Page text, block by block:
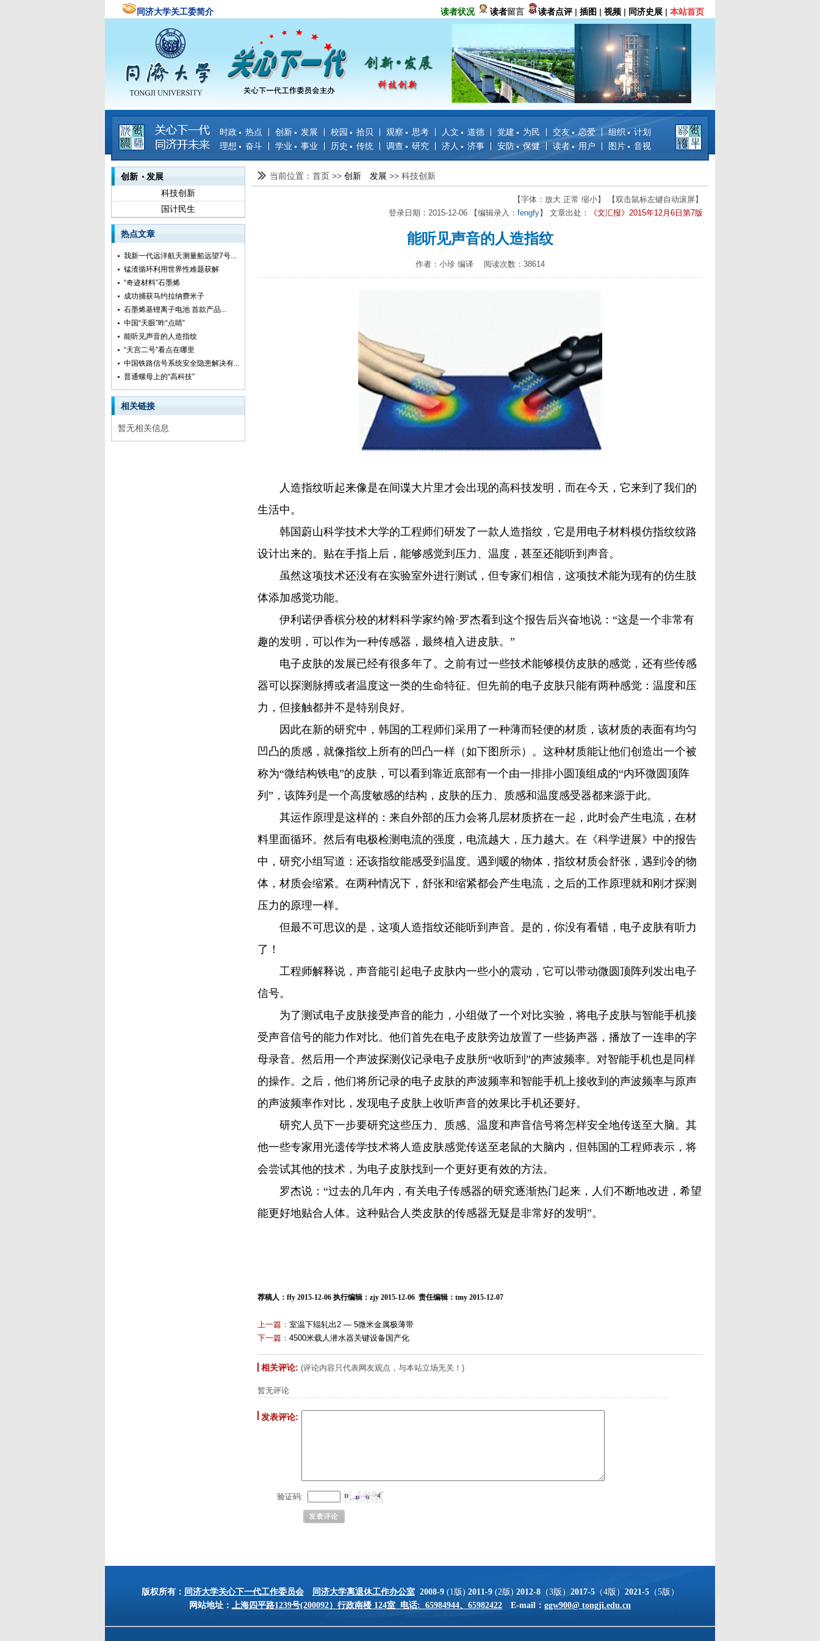
同济大学关工委简介 读者状况 读者留言 读者点评 | 插图 | 视频 | 同济史展 | 本站首页
时政 热点 创新 发展 校园 拾贝 观察 思考 人文 道德 党建 为民 交友 恋爱
组织 计划
理想 奋斗
学业 事业 历史 传统 调查 研究 济人 济事 安防 保健 读者 用户 图片 音视
创新 发展
科技创新
国计民生
热点文章
我新一代远洋航天测量船远望7号...
锰渣循环利用世界性难题获解
“奇迹材料”石墨烯
成功捕获马约拉纳费米子
石墨烯基锂离子电池 首款产品...
中国“天眼”昨“点睛”
能听见声音的人造指纹
“天宫二号”看点在哪里
中国铁路信号系统安全隐患解决有...
普通螺母上的“高科技”
相关链接
暂无相关信息
当前位置：首页 >> 创新 发展 >> 科技创新
【字体： 放大 正常 缩小】 【双击鼠标左键自动滚屏】
登录日期：2015-12-06 【编辑录入： fengfy】 文章出处： 《文汇报》2015年12月6日第7版
能听见声音的人造指纹
作者：小珍 编译 阅读次数：38614
人造指纹听起来像是在间谍大片里才会出现的高科技发明，而在今天，它来到了我们的
生活中。
韩国蔚山科学技术大学的工程师们研发了一款人造指纹，它是用电子材料模仿指纹纹路
设计出来的。贴在手指上后，能够感觉到压力、温度，甚至还能听到声音。
虽然这项技术还没有在实验室外进行测试，但专家们相信，这项技术能为现有的仿生肢
体添加感觉功能。
伊利诺伊香槟分校的材料科学家约翰·罗杰看到这个报告后兴奋地说：“这是一个非常有
趣的发明，可以作为一种传感器，最终植入进皮肤。”
电子皮肤的发展已经有很多年了。之前有过一些技术能够模仿皮肤的感觉，还有些传感
器可以探测脉搏或者温度这一类的生命特征。但先前的电子皮肤只能有两种感觉：温度和压
力，但接触都并不是特别良好。
因此在新的研究中，韩国的工程师们采用了一种薄而轻便的材质，该材质的表面有均匀
凹凸的质感，就像指纹上所有的凹凸一样（如下图所示）。这种材质能让他们创造出一个被
称为“微结构铁电”的皮肤，可以看到靠近底部有一个由一排排小圆顶组成的“内环微圆顶阵
列”，该阵列是一个高度敏感的结构，皮肤的压力、质感和温度感受器都来源于此。
其运作原理是这样的：来自外部的压力会将几层材质挤在一起，此时会产生电流，在材
料里面循环。然后有电极检测电流的强度，电流越大，压力越大。在《科学进展》中的报告
中，研究小组写道：还该指纹能感受到温度。遇到暖的物体，指纹材质会舒张，遇到冷的物
体，材质会缩紧。在两种情况下，舒张和缩紧都会产生电流，之后的工作原理就和刚才探测
压力的原理一样。
但最不可思议的是，这项人造指纹还能听到声音。是的，你没有看错，电子皮肤有听力
了！
工程师解释说，声音能引起电子皮肤内一些小的震动，它可以带动微圆顶阵列发出电子
信号。
为了测试电子皮肤接受声音的能力，小组做了一个对比实验，将电子皮肤与智能手机接
受声音信号的能力作对比。他们首先在电子皮肤旁边放置了一些扬声器，播放了一连串的字
母录音。然后用一个声波探测仪记录电子皮肤所“收听到”的声波频率。对智能手机也是同样
的操作。之后，他们将所记录的电子皮肤的声波频率和智能手机上接收到的声波频率与原声
的声波频率作对比，发现电子皮肤上收听声音的效果比手机还要好。
研究人员下一步要研究这些压力、质感、温度和声音信号将怎样安全地传送至大脑。其
他一些专家用光遗传学技术将人造皮肤感觉传送至老鼠的大脑内，但韩国的工程师表示，将
会尝试其他的技术，为电子皮肤找到一个更好更有效的方法。
罗杰说：“过去的几年内，有关电子传感器的研究逐渐热门起来，人们不断地改进，希望
能更好地贴合人体。这种贴合人类皮肤的传感器无疑是非常好的发明”。
荐稿人：ffy 2015-12-06 执行编辑：zjy 2015-12-06 责任编辑：tmy 2015-12-07
上一篇 ： 室温下辊轧出2 — 5微米金属极薄带
下一篇 ： 4500米载人潜水器关键设备国产化
相关评论: (评论内容只代表网友观点，与本站立场无关！)
暂无评论
发表评论:
验证码:
版权所有： 同济大学关心下一代工作委员会 同济大学离退休工作办公室 2008-9(1版) 2011-9(2版) 2012-8（3版） 2017-5（4版） 2021-5（5版）
网站地址： 上海四平路1239号(200092）行政南楼 124室 电话: 65984944、65982422 E-mail： ggw900@ tongji.edu.cn